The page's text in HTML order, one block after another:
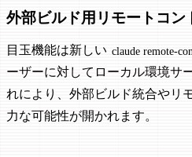
外部ビルド用リモートコン
目玉機能は新しい claude remote-
ーザーに対してローカル環境サ
れにより、外部ビルド統合やリ
力な可能性が開かれます。